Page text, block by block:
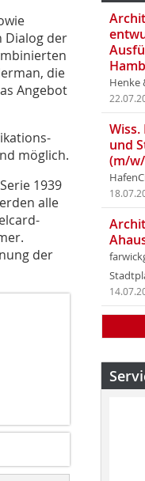
Dialog der
die
Angebot
möglich.
1939
alle
der
Henke
und
(m/